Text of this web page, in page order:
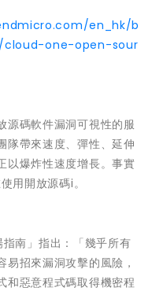
en_hk/b
one-open-sour
源碼軟件漏洞可視性的服
隊帶來速度、彈性、延伸
以爆炸性速度增長。事實
用開放源碼i。
南」指出：「幾乎所有
招來漏洞攻擊的風險，
和惡意程式碼取得機密程